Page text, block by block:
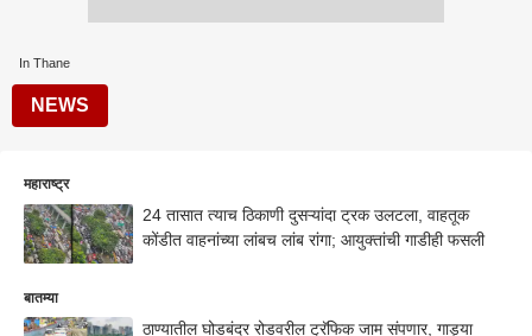
In Thane
NEWS
महाराष्ट्र
24 तासात त्याच ठिकाणी दुसऱ्यांदा ट्रक उलटला, वाहतूक
कोंडीत वाहनांच्या लांबच लांब रांगा; आयुक्तांची गाडीही फसली
बातम्या
ठाण्यातील घोडबंदर रोडवरील ट्रॅफिक जाम संपणार, गाड्या